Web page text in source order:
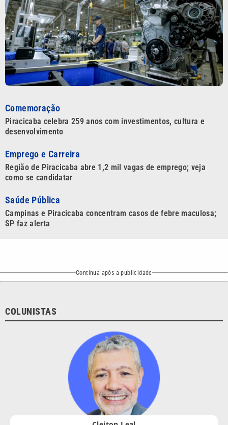
Comemoração
Piracicaba celebra 259 anos com investimentos, cultura e
desenvolvimento
Emprego e Carreira
Região de Piracicaba abre 1,2 mil vagas de emprego; veja
como se candidatar
Saúde Pública
Campinas e Piracicaba concentram casos de febre maculosa;
SP faz alerta
Continua após a publicidade
COLUNISTAS